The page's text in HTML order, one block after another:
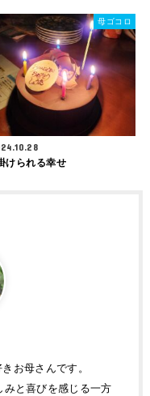
母ゴコロ
けられる幸せ
お母さんです。
みと喜びを感じる一方